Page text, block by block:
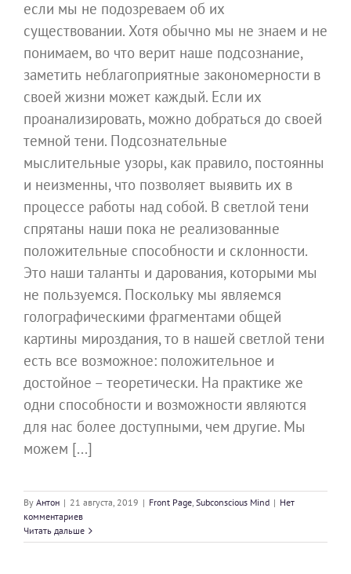
если мы не подозреваем об их
существовании. Хотя обычно мы не знаем и не
понимаем, во что верит наше подсознание,
заметить неблагоприятные закономерности в
своей жизни может каждый. Если их
проанализировать, можно добраться до своей
темной тени. Подсознательные
мыслительные узоры, как правило, постоянны
и неизменны, что позволяет выявить их в
процессе работы над собой. В светлой тени
спрятаны наши пока не реализованные
положительные способности и склонности.
Это наши таланты и дарования, которыми мы
не пользуемся. Поскольку мы являемся
голографическими фрагментами общей
картины мироздания, то в нашей светлой тени
есть все возможное: положительное и
достойное – теоретически. На практике же
одни способности и возможности являются
для нас более доступными, чем другие. Мы
можем [...]
By Антон | 21 августа, 2019 | Front Page, Subconscious Mind | Нет
комментариев
Читать дальше